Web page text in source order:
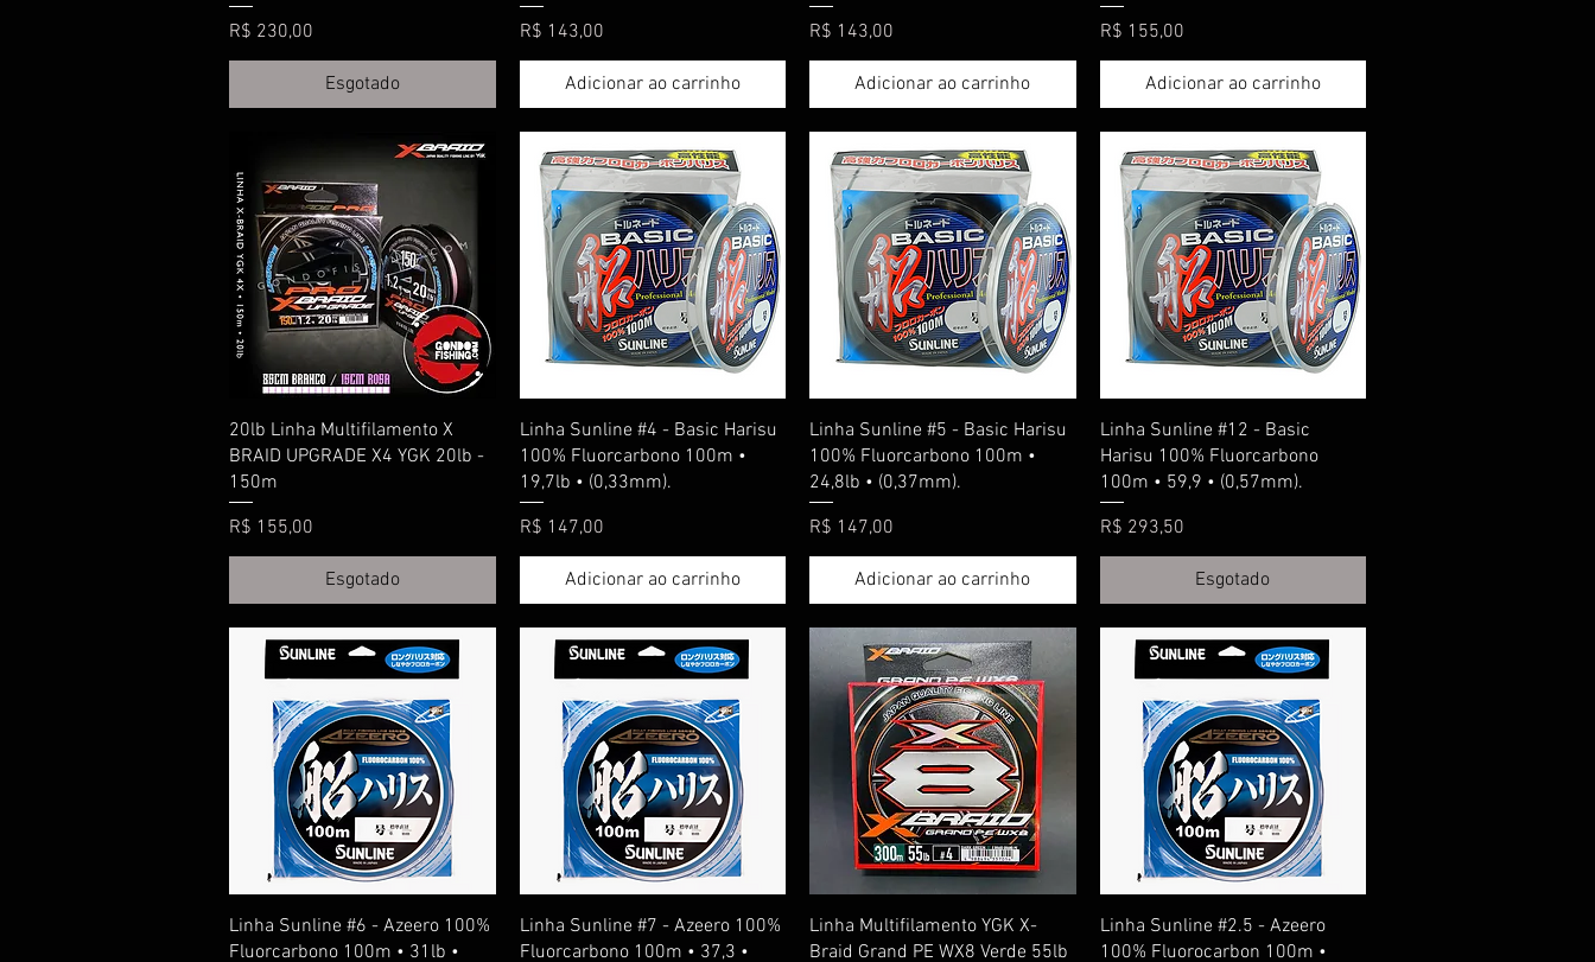
Preço
R$ 230,00
Esgotado
Preço
R$ 143,00
Adicionar ao carrinho
Preço
R$ 143,00
Adicionar ao carrinho
Preço
R$ 155,00
Adicionar ao carrinho
Visualização rápida
20lb Linha Multifilamento X
BRAID UPGRADE X4 YGK 20lb -
150m
Preço
R$ 155,00
Esgotado
Visualização rápida
Linha Sunline #4 - Basic Harisu
100% Fluorcarbono 100m •
19,7lb • (0,33mm).
Preço
R$ 147,00
Adicionar ao carrinho
Visualização rápida
Linha Sunline #5 - Basic Harisu
100% Fluorcarbono 100m •
24,8lb • (0,37mm).
Preço
R$ 147,00
Adicionar ao carrinho
Visualização rápida
Linha Sunline #12 - Basic
Harisu 100% Fluorcarbono
100m • 59,9 • (0,57mm).
Preço
R$ 293,50
Esgotado
Visualização rápida
Linha Sunline #6 - Azeero 100%
Fluorcarbono 100m • 31lb •
Visualização rápida
Linha Sunline #7 - Azeero 100%
Fluorcarbono 100m • 37,3 •
Visualização rápida
Linha Multifilamento YGK X-
Braid Grand PE WX8 Verde 55lb
Visualização rápida
Linha Sunline #2.5 - Azeero
100% Fluorocarbon 100m •